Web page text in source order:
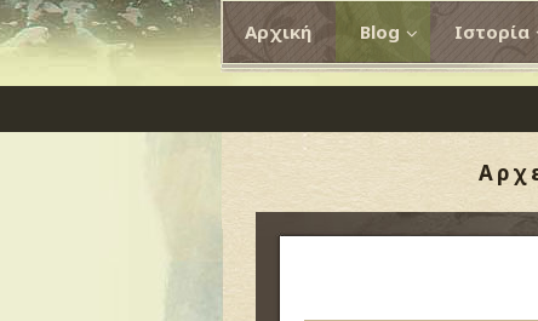
Αρχική Blog Ιστορία